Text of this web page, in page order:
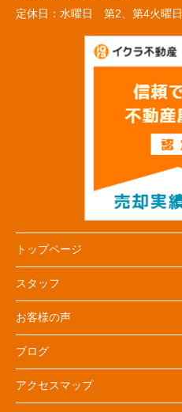
定休日： 水曜日 第2、第4火曜日
トップページ
スタッフ
お客様の声
ブログ
アクセスマップ